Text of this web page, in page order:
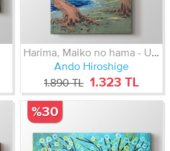
Harima, Maiko no hama - Utagawa Hiroshige
Ando Hiroshige
1.890 TL 1.323 TL
%30